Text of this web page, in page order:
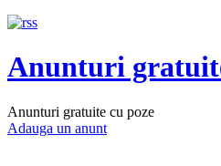
Anunturi
Anunturi gratuite cu poze
Adauga un anunt